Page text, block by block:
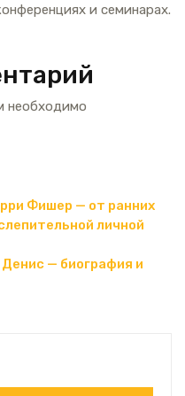
и семинарах.
необходимо
Фишер — от ранних
личной
— биография и